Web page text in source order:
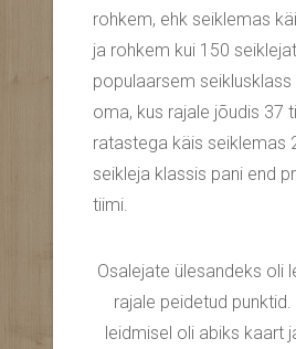
rohkem, ehk seiklemas
ja rohkem kui 150
populaarsem
oma, kus rajale jõudis 37
ratastega käis seiklemas
seikleja klassis pani end
tiimi.
Osalejate ülesandeks oli
rajale peidetud punktid.
leidmisel oli abiks kaart